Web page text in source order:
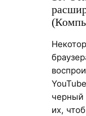
черный
их,